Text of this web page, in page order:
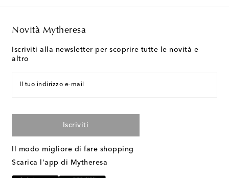
Novità Mytheresa
Iscriviti alla newsletter per scoprire tutte le novità e
altro
Il tuo indirizzo e-mail
Iscriviti
Il modo migliore di fare shopping
Scarica l'app di Mytheresa